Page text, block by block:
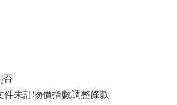
否
件未訂物價指數調整條款